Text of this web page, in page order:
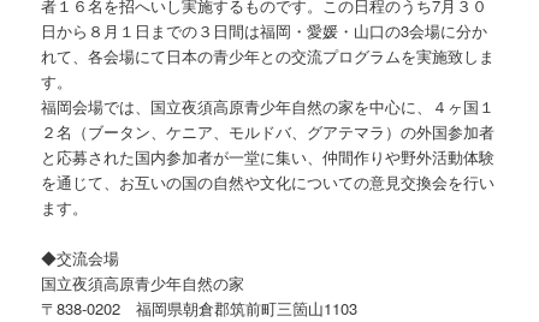
者１６名を招へいし実施するものです。この日程のうち7月３０
日から８月１日までの３日間は福岡・愛媛・山口の3会場に分か
れて、各会場にて日本の青少年との交流プログラムを実施致しま
す。
福岡会場では、国立夜須高原青少年自然の家を中心に、４ヶ国１
２名（ブータン、ケニア、モルドバ、グアテマラ）の外国参加者
と応募された国内参加者が一堂に集い、仲間作りや野外活動体験
を通じて、お互いの国の自然や文化についての意見交換会を行い
ます。
◆交流会場
国立夜須高原青少年自然の家
〒838-0202 福岡県朝倉郡筑前町三箇山1103